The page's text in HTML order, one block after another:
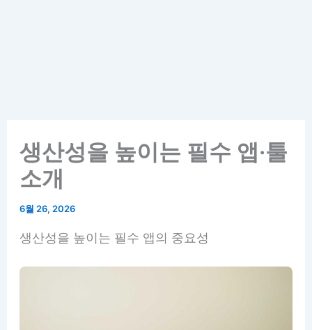
생산성을 높이는 필수 앱·툴
소개
6월 26, 2026
생산성을 높이는 필수 앱의 중요성